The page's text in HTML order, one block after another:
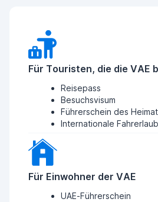
Für Touristen, die die VAE
Reisepass
Besuchsvisum
Führerschein des
Internationale
Für Einwohner der VAE
UAE-Führerschein